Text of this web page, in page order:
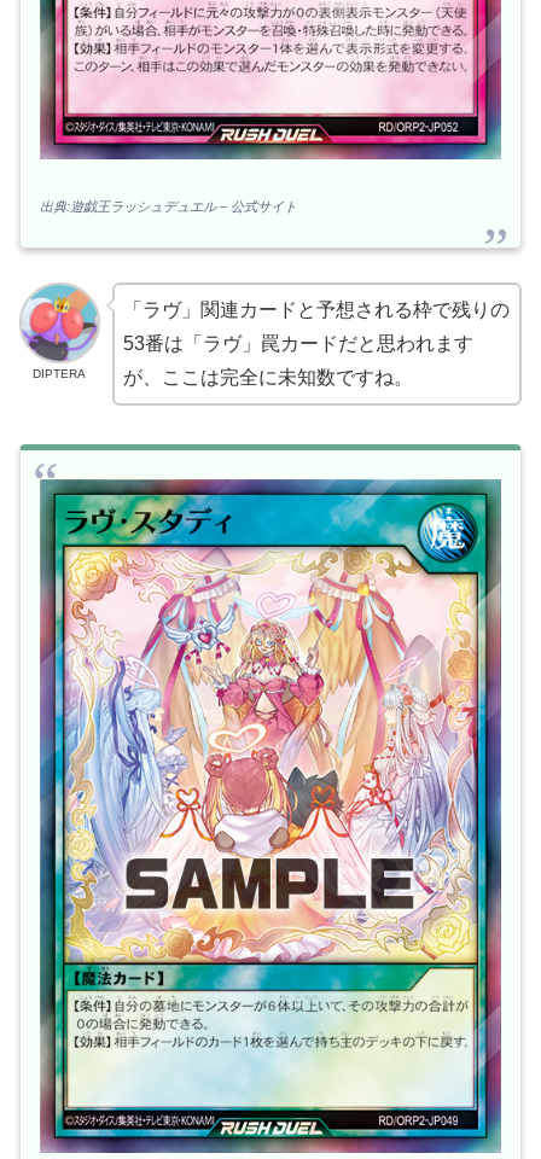
出典:遊戯王ラッシュデュエル – 公式サイト
DIPTERA
「ラヴ」関連カードと予想される枠で残りの
53番は「ラヴ」罠カードだと思われます
が、ここは完全に未知数ですね。